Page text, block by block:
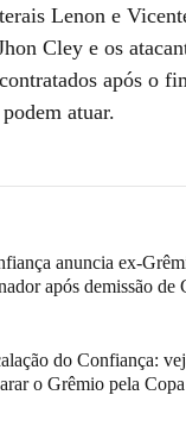
Lenon e
Cley e os
após o
atuar.
anuncia ex-
após demissão de
do Confiança:
o Grêmio pela